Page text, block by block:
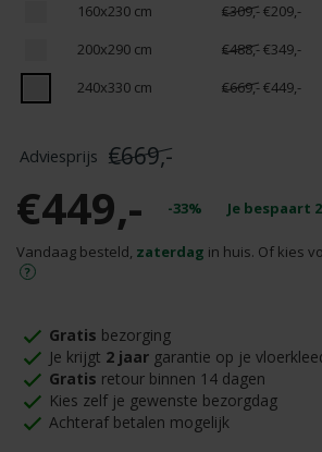
160x230 cm
€309,-€209,-
200x290 cm
€488,-€349,-
240x330 cm
€669,-€449,-
€669,-
€449,- -33% Je bespaart
Vandaag besteld, zaterdag in huis. Of kies
Gratis bezorging
Je krijgt 2 jaar garantie op je
Gratis retour binnen 14 dagen
Kies zelf je gewenste bezorgdag
Achteraf betalen mogelijk